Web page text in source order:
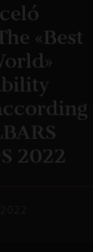
«Best
2022